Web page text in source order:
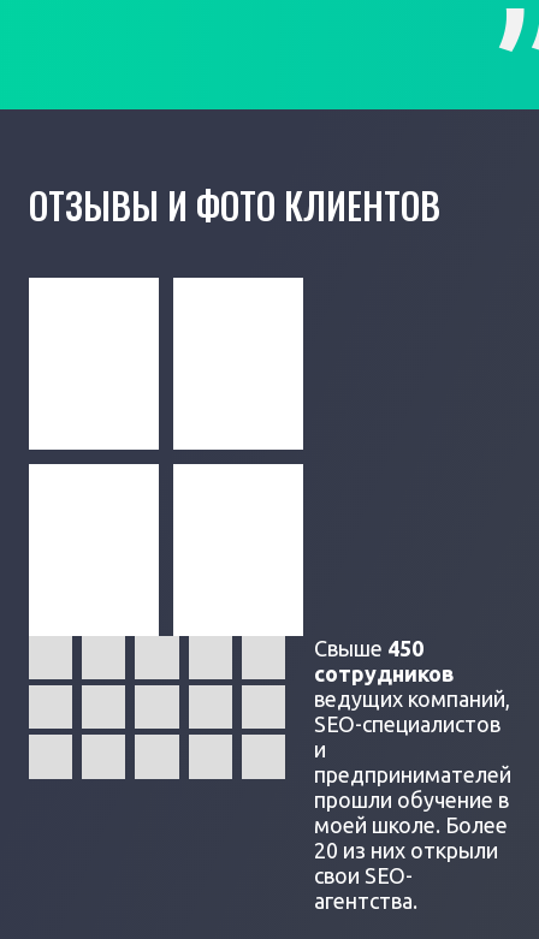
ОТЗЫВЫ И ФОТО КЛИЕНТОВ
Свыше 450
сотрудников
ведущих компаний,
SEO-специалистов
и
предпринимателей
прошли обучение в
моей школе. Более
20 из них открыли
свои SEO-
агентства.